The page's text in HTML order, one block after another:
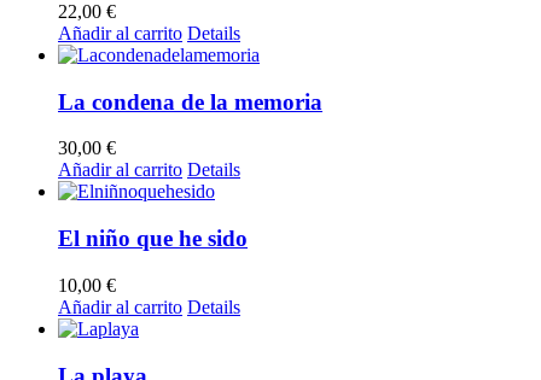
22,00 €
Añadir al carrito Details
La condena de la memoria
30,00 €
Añadir al carrito Details
El niño que he sido
10,00 €
Añadir al carrito Details